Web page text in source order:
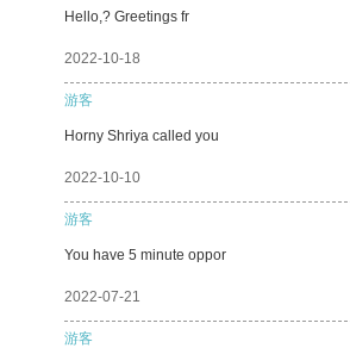
Hello,? Greetings fr
2022-10-18
游客
Horny Shriya called you
2022-10-10
游客
You have 5 minute oppor
2022-07-21
游客